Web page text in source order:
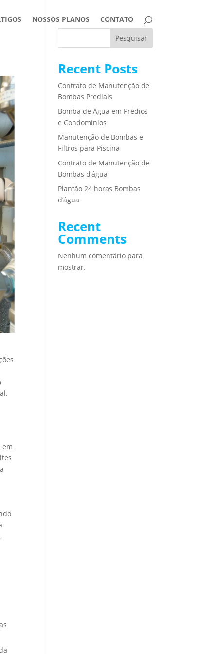
NOSSOS PLANOS CONTATO
em
Pesquisar
Recent Posts
Contrato de Manutenção de
Bombas Prediais
Bomba de Água em Prédios
e Condomínios
Manutenção de Bombas e
Filtros para Piscina
Contrato de Manutenção de
Bombas d’água
Plantão 24 horas Bombas
d’água
Recent
Comments
Nenhum comentário para
mostrar.